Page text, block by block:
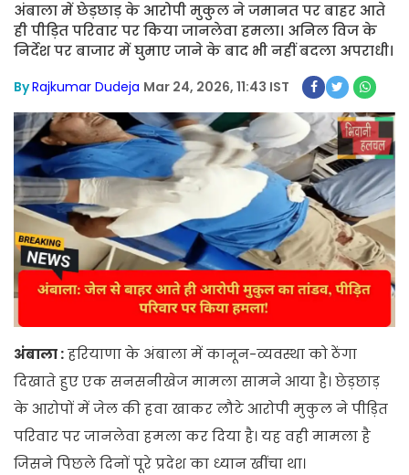
अंबाला में छेड़छाड़ के आरोपी मुकुल ने जमानत पर बाहर आते
ही पीड़ित परिवार पर किया जानलेवा हमला। अनिल विज के
निर्देश पर बाजार में घुमाए जाने के बाद भी नहीं बदला अपराधी।
ByRajkumar Dudeja Mar 24, 2026, 11:43 IST
अंबाला :हरियाणा के अंबाला में कानून-व्यवस्था को ठेंगा
दिखाते हुए एक सनसनीखेज मामला सामने आया है। छेड़छाड़
के आरोपों में जेल की हवा खाकर लौटे आरोपी मुकुल ने पीड़ित
परिवार पर जानलेवा हमला कर दिया है। यह वही मामला है
जिसने पिछले दिनों पूरे प्रदेश का ध्यान खींचा था।